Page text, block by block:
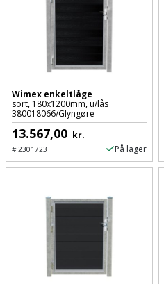
Stålbørste
Stemmejern
Stillads
Tagpapbrænder
Mejselhammer
Multisliber
Nedbrydningshammer
Overfræsertilbehør
Rillefræser
Redskabsskur
Rengøring
Shelter
Sikkerhed
hjemmet
Skadedyrsbekæmpelse
Skraldespandsskjuler
Wimex enkeltlåge
sort, 180x1200mm, u/lås
380018066/Glyngøre
13.567,00 kr.
#2301723 På lager